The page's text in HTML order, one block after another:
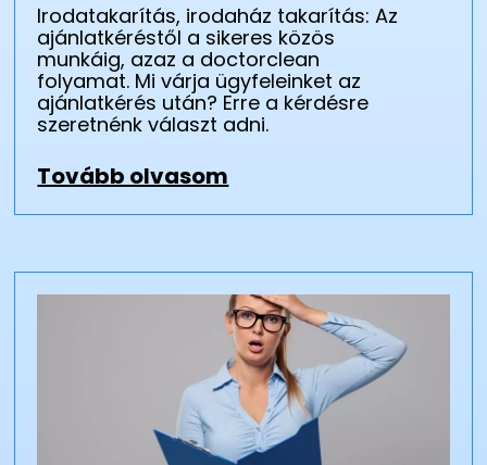
Irodatakarítás, irodaház takarítás: Az
ajánlatkéréstől a sikeres közös
munkáig, azaz a doctorclean
folyamat. Mi várja ügyfeleinket az
ajánlatkérés után? Erre a kérdésre
szeretnénk választ adni.
Tovább olvasom